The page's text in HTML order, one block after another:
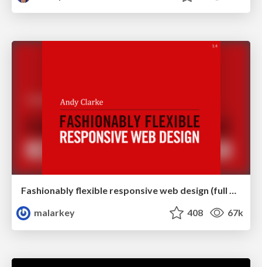
Fashionably flexible responsive web design (full day workshop)
malarkey
408 67k